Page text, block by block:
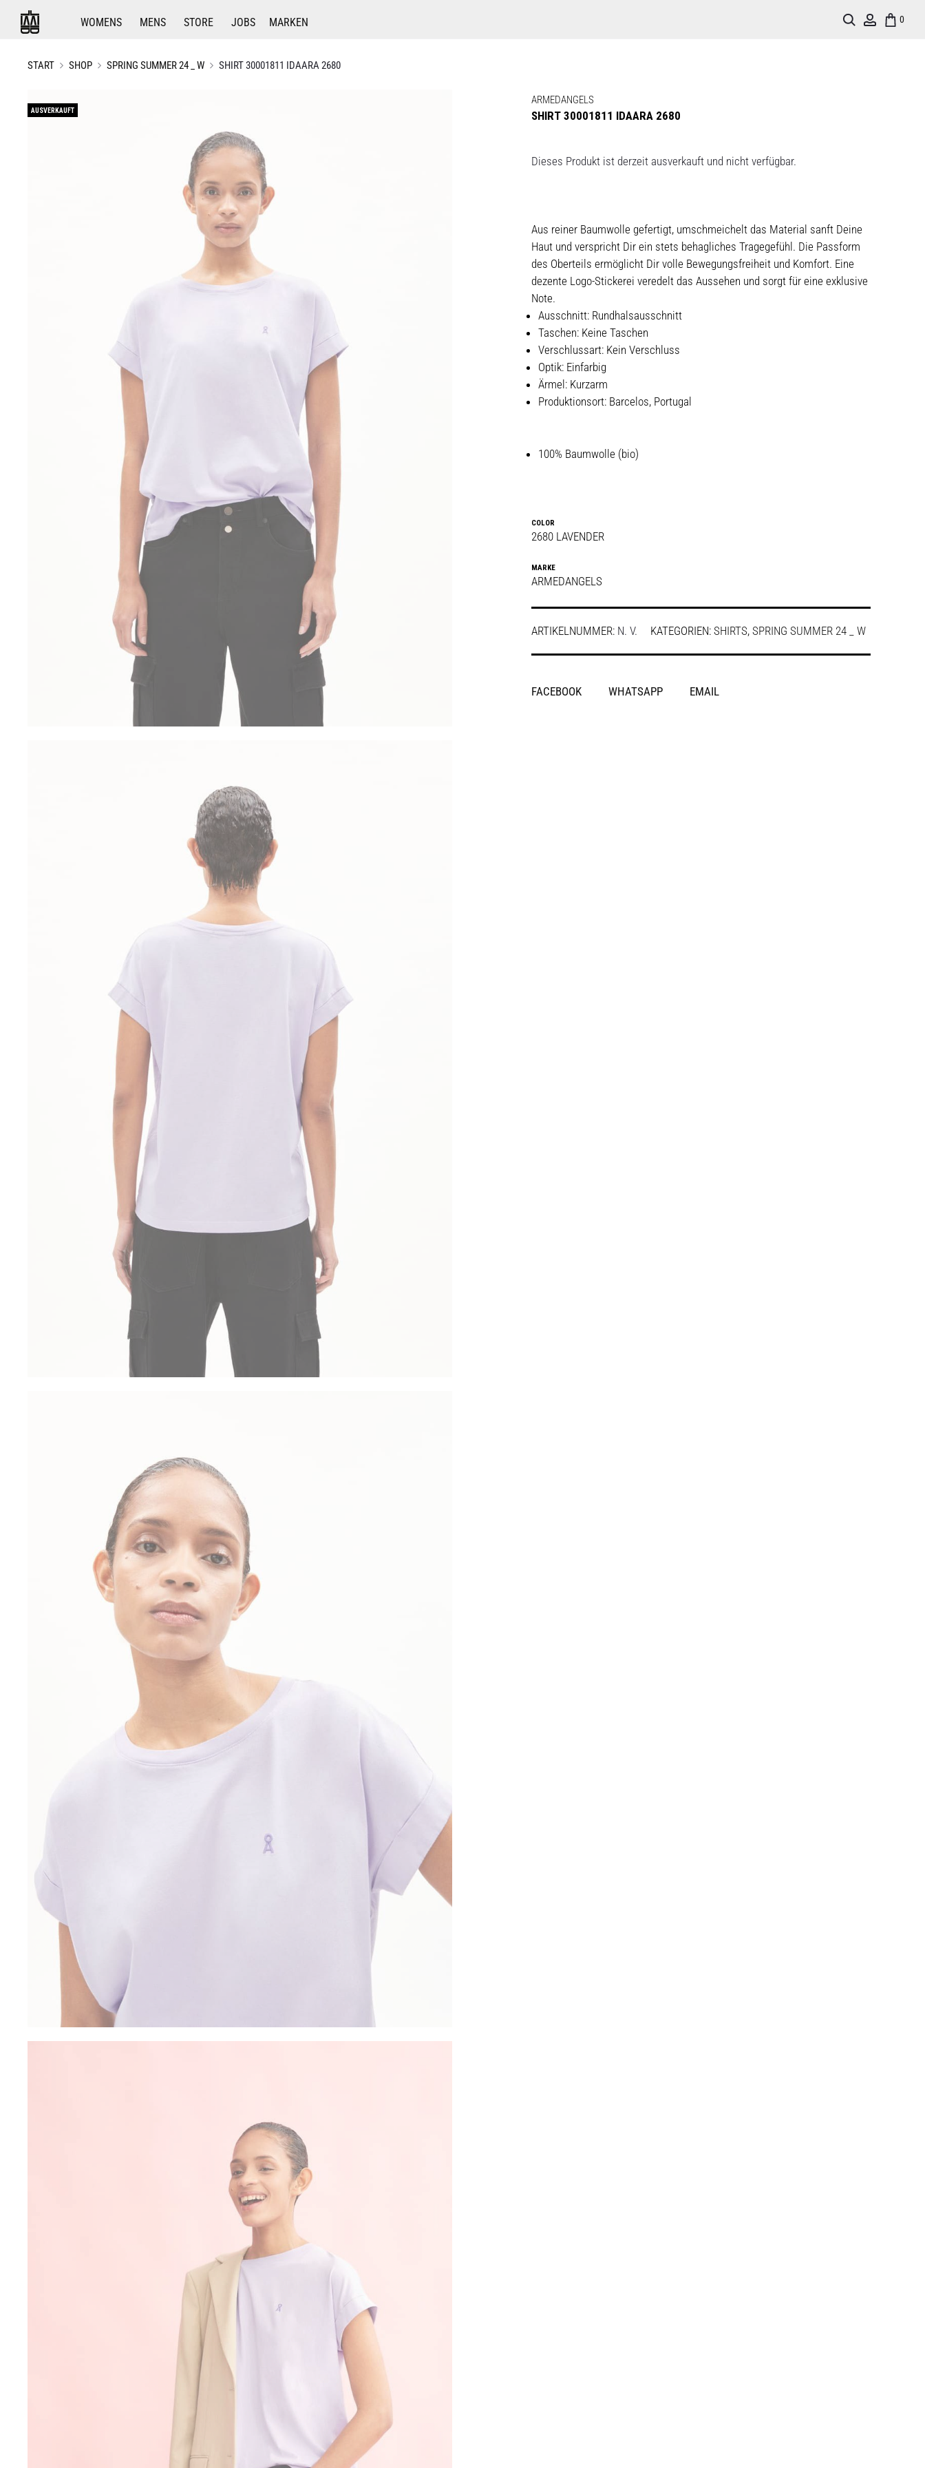
WOMENS MENS STORE JOBS MARKEN 0
Account
Search
START SHOP SPRING SUMMER 24 _ W SHIRT 30001811 IDAARA 2680
AUSVERKAUFT
ARMEDANGELS
SHIRT 30001811 IDAARA 2680
Dieses Produkt ist derzeit ausverkauft und nicht verfügbar.
Aus reiner Baumwolle gefertigt, umschmeichelt das Material sanft Deine
Haut und verspricht Dir ein stets behagliches Tragegefühl. Die Passform
des Oberteils ermöglicht Dir volle Bewegungsfreiheit und Komfort. Eine
dezente Logo-Stickerei veredelt das Aussehen und sorgt für eine exklusive
Note.
Ausschnitt: Rundhalsausschnitt
Taschen: Keine Taschen
Verschlussart: Kein Verschluss
Optik: Einfarbig
Ärmel: Kurzarm
Produktionsort: Barcelos, Portugal
100% Baumwolle (bio)
COLOR
2680 LAVENDER
MARKE
ARMEDANGELS
ARTIKELNUMMER: N. V. KATEGORIEN: SHIRTS, SPRING SUMMER 24 _ W
SHARE
FACEBOOK WHATSAPP EMAIL